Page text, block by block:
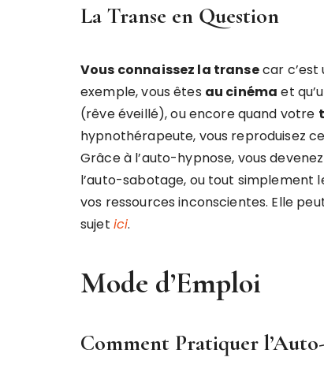
La Transe en Question
Vous connaissez la transecar c’est
exemple, vous êtes au cinéma et
(rêve éveillé), ou encore quand votre
hypnothérapeute, vous reproduisez
Grâce à l’auto-hypnose, vous
l’auto-sabotage, ou tout simplement
vos ressources inconscientes. Elle
sujet ici.
Mode d’Emploi
Comment Pratiquer